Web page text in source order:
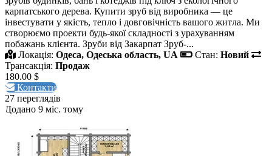
карпатського дерева. Купити зруб від виробника — це
інвестувати у якість, тепло і довговічність вашого житла. Ми
створюємо проекти будь-якої складності з урахуванням
побажань клієнта. Зруби від Закарпат Зруб-...
Локація: Одеса, Одеська область, UA Стан: Новий
Трансакція: Продаж
180.00 $
Контакти
27 переглядів
Додано 9 міс. тому